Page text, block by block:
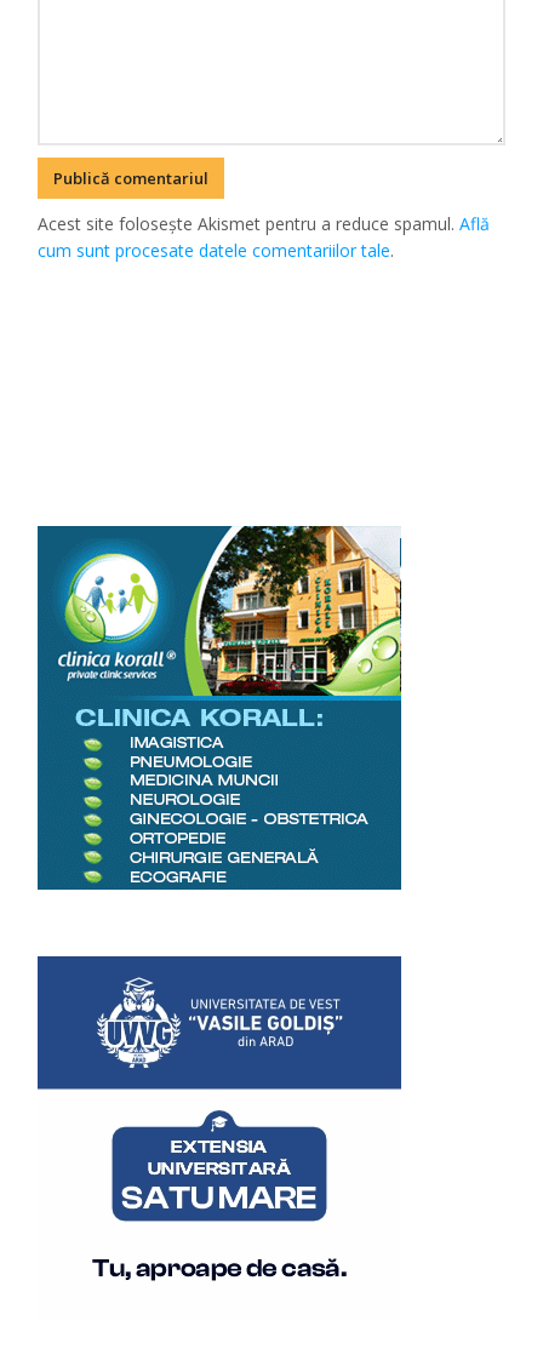
Acest site folosește Akismet pentru a reduce spamul.Află
cum sunt procesate datele comentariilor tale.